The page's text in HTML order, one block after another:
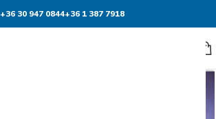
+36 30 947 0844+36 1 387 7918